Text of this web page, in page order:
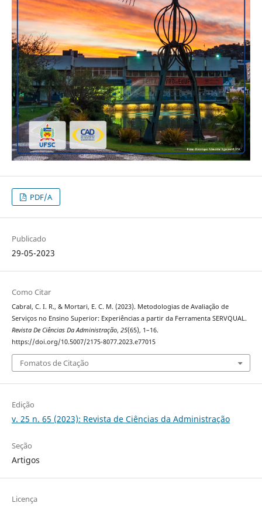
PDF/A
Publicado
29-05-2023
Como Citar
Cabral, C. I. R., & Mortari, E. C. M. (2023). Metodologias de Avaliação de
Serviços no Ensino Superior: Experiências a partir da Ferramenta SERVQUAL.
Revista De Ciências Da Administração, 25(65), 1–16.
https://doi.org/10.5007/2175-8077.2023.e77015
Fomatos de Citação
Edição
v. 25 n. 65 (2023): Revista de Ciências da Administração
Seção
Artigos
Licença